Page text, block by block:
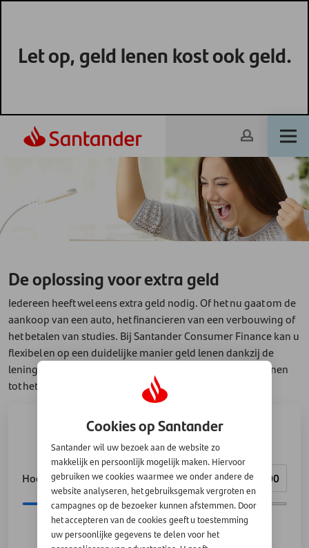
Let op, geld lenen kost ook geld.
Lening
De oplossing voor extra geld
Iedereen heeft wel eens extra geld nodig. Of het nu gaat om de
aankoop van een auto, het financieren van een verbouwing of
het betalen van studies. Bij Santander Consumer Finance kan u
flexibel en op een duidelijke manier geld lenen dankzij de
lening op afbetaling. En Santander helpt u vanaf het plannen
tot het realiseren van uw droom.
Bereken uw lening
Hoeveel wilt u lenen?
Cookies op Santander
Santander wil uw bezoek aan de website zo
makkelijk en persoonlijk mogelijk maken. Hiervoor
gebruiken we cookies waarmee we onder andere de
website analyseren, het gebruiksgemak vergroten en
campagnes op de bezoeker kunnen afstemmen. Door
het accepteren van de cookies geeft u toestemming
uw persoonlijke gegevens te delen voor het